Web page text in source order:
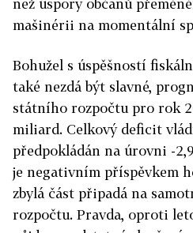
než úspory občanů
mašinérii na momentální
Bohužel s úspěšností
také nezdá být slavné,
státního rozpočtu pro rok
miliard. Celkový deficit
předpokládán na úrovni -
je negativním příspěvkem
zbylá část připadá na
rozpočtu. Pravda, oproti